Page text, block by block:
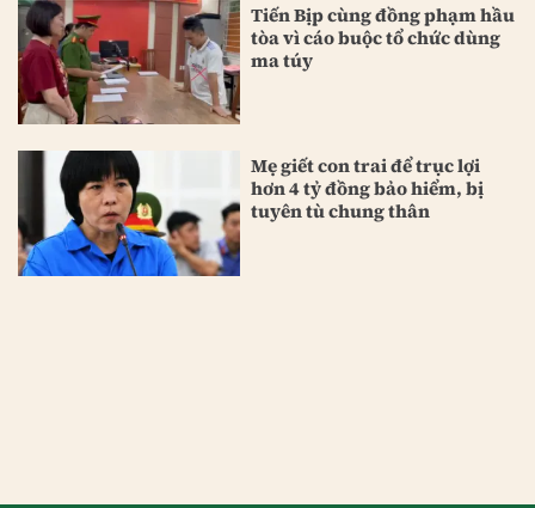
Tiến Bịp cùng đồng phạm hầu
tòa vì cáo buộc tổ chức dùng
ma túy
Mẹ giết con trai để trục lợi
hơn 4 tỷ đồng bảo hiểm, bị
tuyên tù chung thân